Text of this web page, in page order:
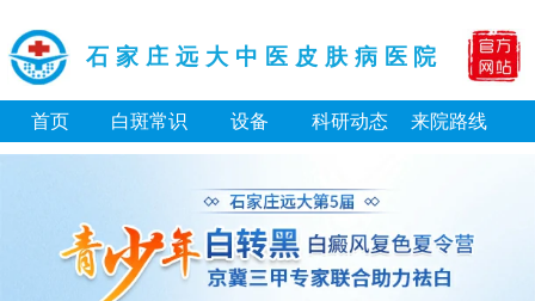
石家庄远大中医皮肤病医院
首页 白斑常识 设备 科研动态 来院路线